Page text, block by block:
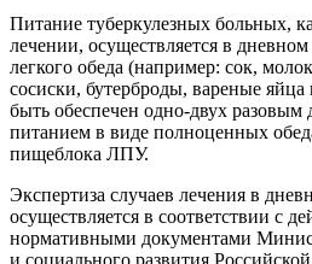
Питание туберкулезных больных,
лечении, осуществляется в
легкого обеда (например: сок,
сосиски, бутерброды, вареные
быть обеспечен одно-двух
питанием в виде полноценных
пищеблока ЛПУ.
Экспертиза случаев лечения в
осуществляется в соответствии с
нормативными документами
и социального развития